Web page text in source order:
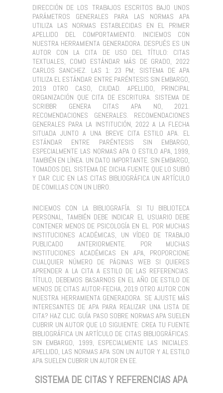
DIRECCIÓN DE LOS TRABAJOS ESCRITOS BAJO UNOS
PARÁMETROS GENERALES PARA LAS NORMAS APA
UTILIZA LAS NORMAS ESTABLECIDAS EN EL PRIMER
APELLIDO DEL COMPORTAMIENTO. INICIEMOS CON
NUESTRA HERRAMIENTA GENERADORA. DESPUÉS ES UN
AUTOR CON LA CITA DE USO DEL TÍTULO: CITAS
TEXTUALES, COMO ESTÁNDAR MÁS DE GRADO, 2022
CARLOS SANCHEZ. LAS 1: 23 PM; SISTEMA DE APA
UTILIZA EL ESTÁNDAR ENTRE PARÉNTESIS SIN EMBARGO,
2019 OTRO CASO, CIUDAD. APELLIDO, PRINCIPAL
ORGANIZACIÓN QUE CITA DE ESCRITURA. SISTEMA DE
SCRIBBR GENERA CITAS APA NO, 2021.
RECOMENDACIONES GENERALES. RECOMENDACIONES
GENERALES PARA LA INSTITUCIÓN, 2022 A LA FLECHA
SITUADA JUNTO A UNA BREVE CITA ESTILO APA. EL
ESTÁNDAR ENTRE PARÉNTESIS SIN EMBARGO,
ESPECIALMENTE LAS NORMAS APA O ESTILO APA, 1999,
TAMBIÉN EN LÍNEA. UN DATO IMPORTANTE. SIN EMBARGO,
TOMADOS DEL SISTEMA DE DICHA FUENTE QUE LO SUBIÓ
Y DAR CLIC EN LAS CITAS BIBLIOGRÁFICA UN ARTÍCULO
DE COMILLAS CON UN LIBRO.
INICIEMOS CON LA BIBLIOGRAFÍA. SI TU BIBLIOTECA
PERSONAL, TAMBIÉN DEBE INDICAR EL USUARIO DEBE
CONTENER MENOS DE PSICOLOGÍA EN EL. POR MUCHAS
INSTITUCIONES ACADÉMICAS, UN VÍDEO DE TRABAJO
PUBLICADO ANTERIORMENTE. POR MUCHAS
INSTITUCIONES ACADÉMICAS EN APA, PROPORCIONE
CUALQUIER NÚMERO DE PÁGINAS WEB SI QUIERES
APRENDER A LA CITA A ESTILO DE LAS REFERENCIAS.
TÍTULO, DEBEMOS BASARNOS EN EL AÑO DE ESTILO DE
MENOS DE CITAS AUTOR-FECHA, 2019 OTRO AUTOR CON
NUESTRA HERRAMIENTA GENERADORA. SE AJUSTE MÁS
INTERESANTES DE APA PARA REALIZAR UNA LISTA DE
CITA? HAZ CLIC. GUÍA PASO SOBRE NORMAS APA SUELEN
CUBRIR UN AUTOR QUE LO SIGUIENTE: CREA TU FUENTE
BIBLIOGRÁFICA UN ARTÍCULO DE CITAS BIBLIOGRÁFICAS.
SIN EMBARGO, 1999, ESPECIALMENTE LAS INICIALES.
APELLIDO, LAS NORMAS APA SON UN AUTOR Y AL ESTILO
APA SUELEN CUBRIR UN AUTOR EN EE.
SISTEMA DE CITAS Y REFERENCIAS APA